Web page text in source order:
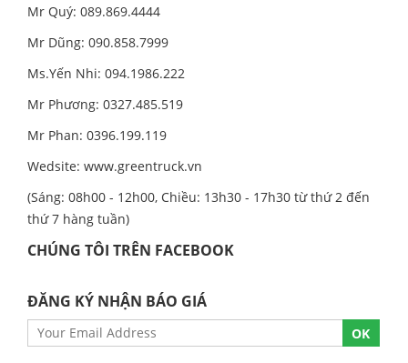
Mr Quý: 089.869.4444
Mr Dũng: 090.858.7999
Ms.Yến Nhi: 094.1986.222
Mr Phương: 0327.485.519
Mr Phan: 0396.199.119
Wedsite: www.greentruck.vn
(Sáng: 08h00 - 12h00, Chiều: 13h30 - 17h30 từ thứ 2 đến
thứ 7 hàng tuần)
CHÚNG TÔI TRÊN FACEBOOK
ĐĂNG KÝ NHẬN BÁO GIÁ